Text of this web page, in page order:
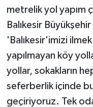
metrelik yol yapım
Balıkesir
'Balıkesir'imizi
yapılmayan köy
yollar, sokakların
seferberlik içinde
geçiriyoruz. Tek